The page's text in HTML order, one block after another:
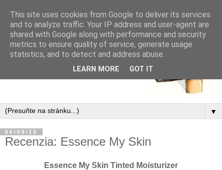
▼
06/09/15
Recenzia: Essence My Skin
Essence My Skin Tinted Moisturizer
This site uses cookies from Google to deliver its services
and to analyze traffic. Your IP address and user-agent are
shared with Google along with performance and security
metrics to ensure quality of service, generate usage
statistics, and to detect and address abuse.
LEARN MORE GOT IT